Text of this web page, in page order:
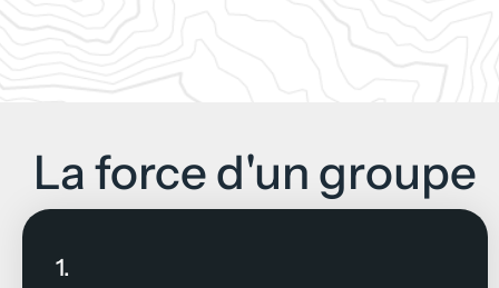
La force d'un groupe
1.